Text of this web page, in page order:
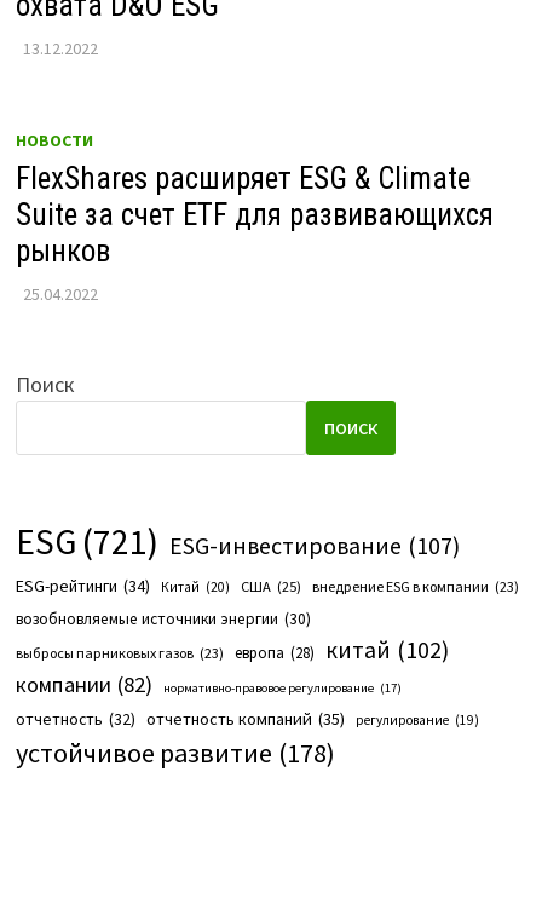
13.12.2022
НОВОСТИ
FlexShares расширяет ESG & Climate
Suite за счет ETF для развивающихся
рынков
25.04.2022
Поиск
ПОИСК
ESG (721) ESG-инвестирование (107)
ESG-рейтинги (34) Китай (20) США (25) внедрение ESG в компании (23)
возобновляемые источники энергии (30)
выбросы парниковых газов (23) европа (28) китай (102)
компании (82) нормативно-правовое регулирование (17)
отчетность (32) отчетность компаний (35) регулирование (19)
устойчивое развитие (178)